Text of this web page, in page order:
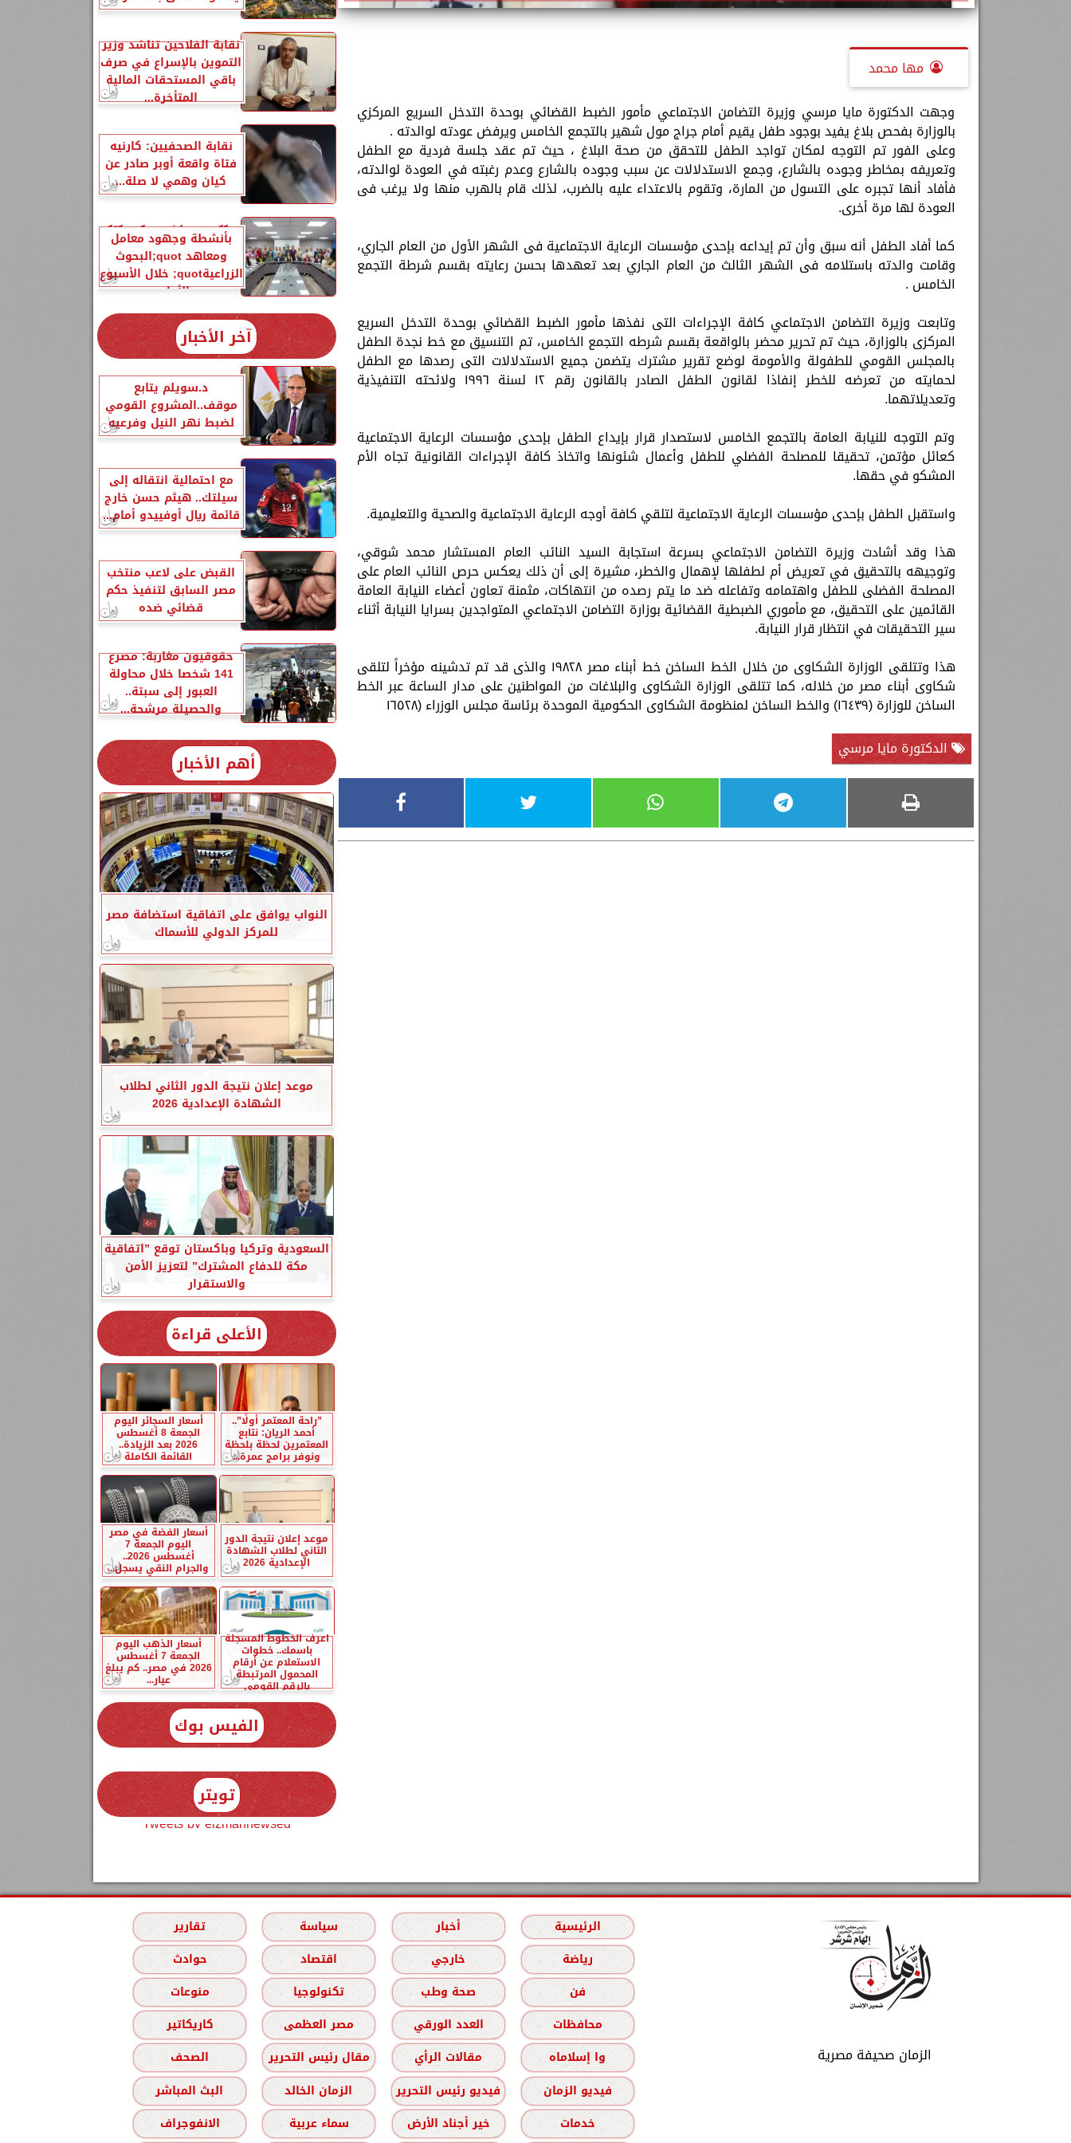
مها محمد
وجهت الدكتورة مايا مرسي وزيرة التضامن الاجتماعي مأمور الضبط القضائي بوحدة التدخل السريع المركزي
بالوزارة بفحص بلاغ يفيد بوجود طفل يقيم أمام جراج مول شهير بالتجمع الخامس ويرفض عودته لوالدته .
وعلى الفور تم التوجه لمكان تواجد الطفل للتحقق من صحة البلاغ ، حيث تم عقد جلسة فردية مع الطفل
وتعريفه بمخاطر وجوده بالشارع، وجمع الاستدلالات عن سبب وجوده بالشارع وعدم رغبته في العودة لوالدته،
فأفاد أنها تجبره على التسول من المارة، وتقوم بالاعتداء عليه بالضرب، لذلك قام بالهرب منها ولا يرغب فى
العودة لها مرة أخرى.
كما أفاد الطفل أنه سبق وأن تم إيداعه بإحدى مؤسسات الرعاية الاجتماعية فى الشهر الأول من العام الجاري،
وقامت والدته باستلامه فى الشهر الثالث من العام الجاري بعد تعهدها بحسن رعايته بقسم شرطة التجمع
الخامس .
وتابعت وزيرة التضامن الاجتماعي كافة الإجراءات التى نفذها مأمور الضبط القضائي بوحدة التدخل السريع
المركزى بالوزارة، حيث تم تحرير محضر بالواقعة بقسم شرطه التجمع الخامس، تم التنسيق مع خط نجدة الطفل
بالمجلس القومي للطفولة والأمومة لوضع تقرير مشترك يتضمن جميع الاستدلالات التى رصدها مع الطفل
لحمايته من تعرضه للخطر إنفاذا لقانون الطفل الصادر بالقانون رقم ١٢ لسنة ١٩٩٦ ولائحته التنفيذية
وتعديلاتهما.
وتم التوجه للنيابة العامة بالتجمع الخامس لاستصدار قرار بإيداع الطفل بإحدى مؤسسات الرعاية الاجتماعية
كعائل مؤتمن، تحقيقا للمصلحة الفضلي للطفل وأعمال شئونها واتخاذ كافة الإجراءات القانونية تجاه الأم
المشكو في حقها.
واستقبل الطفل بإحدى مؤسسات الرعاية الاجتماعية لتلقي كافة أوجه الرعاية الاجتماعية والصحية والتعليمية.
هذا وقد أشادت وزيرة التضامن الاجتماعي بسرعة استجابة السيد النائب العام المستشار محمد شوقي،
وتوجيهه بالتحقيق في تعريض أم لطفلها لإهمال والخطر، مشيرة إلى أن ذلك يعكس حرص النائب العام على
المصلحة الفضلى للطفل واهتمامه وتفاعله ضد ما يتم رصده من انتهاكات، مثمنة تعاون أعضاء النيابة العامة
القائمين على التحقيق، مع مأموري الضبطية القضائية بوزارة التضامن الاجتماعي المتواجدين بسرايا النيابة أثناء
سير التحقيقات في انتظار قرار النيابة.
هذا وتتلقى الوزارة الشكاوى من خلال الخط الساخن خط أبناء مصر ١٩٨٢٨ والذى قد تم تدشينه مؤخراً لتلقى
شكاوى أبناء مصر من خلاله، كما تتلقى الوزارة الشكاوى والبلاغات من المواطنين على مدار الساعة عبر الخط
الساخن للوزارة (١٦٤٣٩) والخط الساخن لمنظومة الشكاوى الحكومية الموحدة برئاسة مجلس الوزراء (١٦٥٢٨
الدكتورة مايا مرسي
نقابة الفلاحين تناشد وزير
التموين بالإسراع في صرف
باقي المستحقات المالية
المتأخرة...
نقابة الصحفيين: كارنيه
فتاة واقعة أوبر صادر عن
كيان وهمي لا صلة...
الزراعةquot; تنشر تقريرًا
بأنشطة وجهود معامل
ومعاهد quot;البحوث
الزراعيةquot; خلال الأسبوع
الأول...
آخر الأخبار
د.سويلم يتابع
موقف..المشروع القومي
لضبط نهر النيل وفرعيه
مع احتمالية انتقاله إلى
سيلتك.. هيثم حسن خارج
قائمة ريال أوفييدو أمام...
القبض على لاعب منتخب
مصر السابق لتنفيذ حكم
قضائي ضده
حقوقيون مغاربة: مصرع
141 شخصا خلال محاولة
العبور إلى سبتة..
والحصيلة مرشحة...
أهم الأخبار
النواب يوافق على اتفاقية استضافة مصر
للمركز الدولي للأسماك
موعد إعلان نتيجة الدور الثاني لطلاب
الشهادة الإعدادية 2026
السعودية وتركيا وباكستان توقع ”اتفاقية
مكة للدفاع المشترك” لتعزيز الأمن
والاستقرار
الأعلى قراءة
”راحة المعتمر أولًا”..
أحمد الريان: نتابع
المعتمرين لحظة بلحظة
ونوفر برامج عمرة...
أسعار السجائر اليوم
الجمعة 8 أغسطس
2026 بعد الزيادة..
القائمة الكاملة
موعد إعلان نتيجة الدور
الثاني لطلاب الشهادة
الإعدادية 2026
أسعار الفضة في مصر
اليوم الجمعة 7
أغسطس 2026..
والجرام النقي يسجل...
اعرف الخطوط المسجلة
باسمك.. خطوات
الاستعلام عن أرقام
المحمول المرتبطة
بالرقم القومي
أسعار الذهب اليوم
الجمعة 7 أغسطس
2026 في مصر.. كم يبلغ
عيار...
الفيس بوك
تويتر
Tweets by elzmannewseg
الزمان صحيفة مصرية
الرئيسية أخبار سياسة
تقارير
رياضة
خارجي اقتصاد
حوادث
فن
صحة وطب تكنولوجيا
منوعات
محافظات
العدد الورقي مصر العظمى
كاريكاتير
وا إسلاماه
مقالات الرأي مقال رئيس التحرير
الصحف
فيديو الزمان
فيديو رئيس التحرير الزمان الخالد
البث المباشر
خدمات
خير أجناد الأرض سماء عربية الانفوجراف